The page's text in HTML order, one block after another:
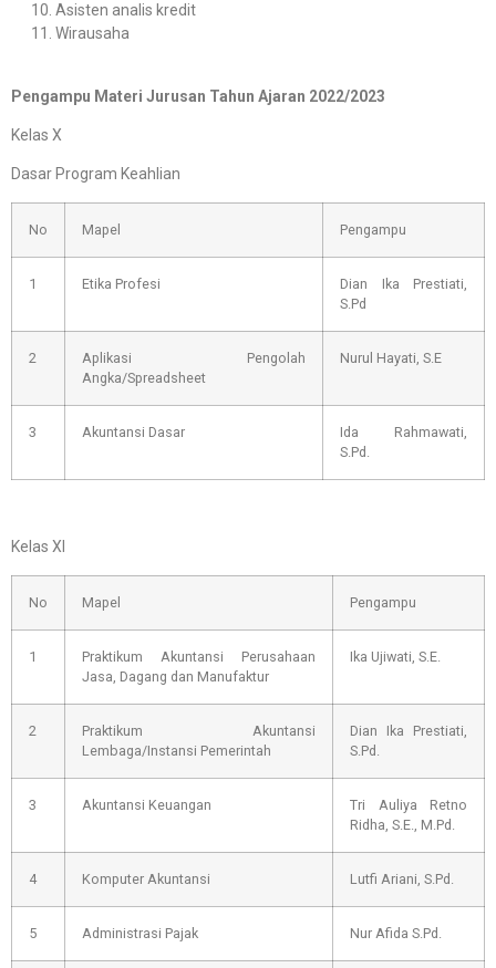
Asisten analis kredit
Wirausaha
Pengampu Materi Jurusan Tahun Ajaran 2022/2023
Kelas X
Dasar Program Keahlian
No Mapel Pengampu
1 Etika Profesi
Dian Ika Prestiati,
S.Pd
2
Aplikasi Pengolah
Angka/Spreadsheet
Nurul Hayati, S.E
3 Akuntansi Dasar
Ida Rahmawati,
S.Pd.
Kelas XI
No Mapel Pengampu
1
Praktikum Akuntansi Perusahaan
Jasa, Dagang dan Manufaktur
Ika Ujiwati, S.E.
2
Praktikum Akuntansi
Lembaga/Instansi Pemerintah
Dian Ika Prestiati,
S.Pd.
3 Akuntansi Keuangan
Tri Auliya Retno
Ridha, S.E., M.Pd.
4 Komputer Akuntansi Lutfi Ariani, S.Pd.
5 Administrasi Pajak Nur Afida S.Pd.